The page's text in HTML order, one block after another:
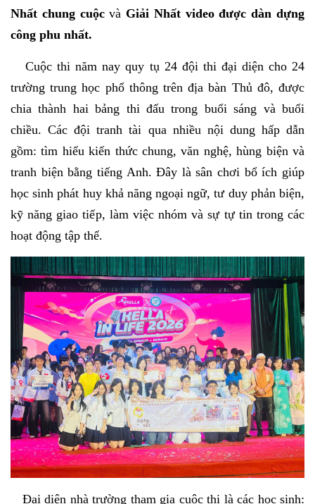
Nhất chung cuộcvà Giải Nhất video được dàn dựng
công phu nhất.
Cuộc thi năm nay quy tụ 24 đội thi đại diện cho 24
trường trung học phổ thông trên địa bàn Thủ đô, được
chia thành hai bảng thi đấu trong buổi sáng và buổi
chiều. Các đội tranh tài qua nhiều nội dung hấp dẫn
gồm: tìm hiểu kiến thức chung, văn nghệ, hùng biện và
tranh biện bằng tiếng Anh. Đây là sân chơi bổ ích giúp
học sinh phát huy khả năng ngoại ngữ, tư duy phản biện,
kỹ năng giao tiếp, làm việc nhóm và sự tự tin trong các
hoạt động tập thể.
Đại diện nhà trường tham gia cuộc thi là các học sinh: